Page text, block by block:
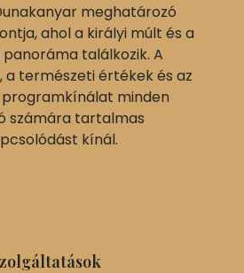
meghatározó
ahol a királyi múlt és a
találkozik. A
természeti értékek és az
programkínálat minden
számára tartalmas
kínál.